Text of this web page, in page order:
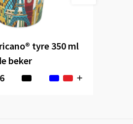
tyre 350 ml
beker